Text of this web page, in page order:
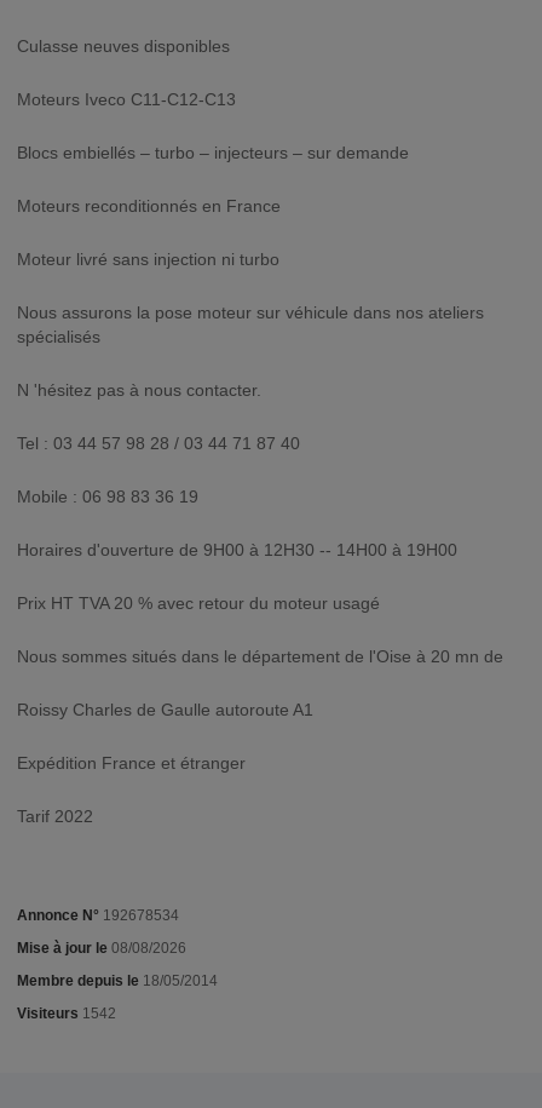
Culasse neuves disponibles
Moteurs Iveco C11-C12-C13
Blocs embiellés – turbo – injecteurs – sur demande
Moteurs reconditionnés en France
Moteur livré sans injection ni turbo
Nous assurons la pose moteur sur véhicule dans nos ateliers
spécialisés
N 'hésitez pas à nous contacter.
Tel : 03 44 57 98 28 / 03 44 71 87 40
Mobile : 06 98 83 36 19
Horaires d'ouverture de 9H00 à 12H30 -- 14H00 à 19H00
Prix HT TVA 20 % avec retour du moteur usagé
Nous sommes situés dans le département de l'Oise à 20 mn de
Roissy Charles de Gaulle autoroute A1
Expédition France et étranger
Tarif 2022
Annonce N° 192678534
Mise à jour le 08/08/2026
Membre depuis le 18/05/2014
Visiteurs 1542